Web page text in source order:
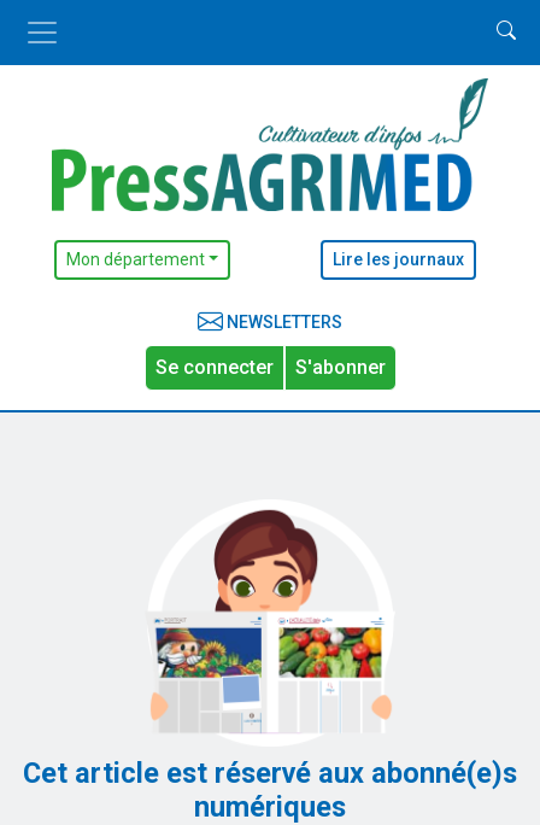
Mon département Lire les journaux
NEWSLETTERS
Se connecter S'abonner
Cet article est réservé aux abonné(e)s
numériques